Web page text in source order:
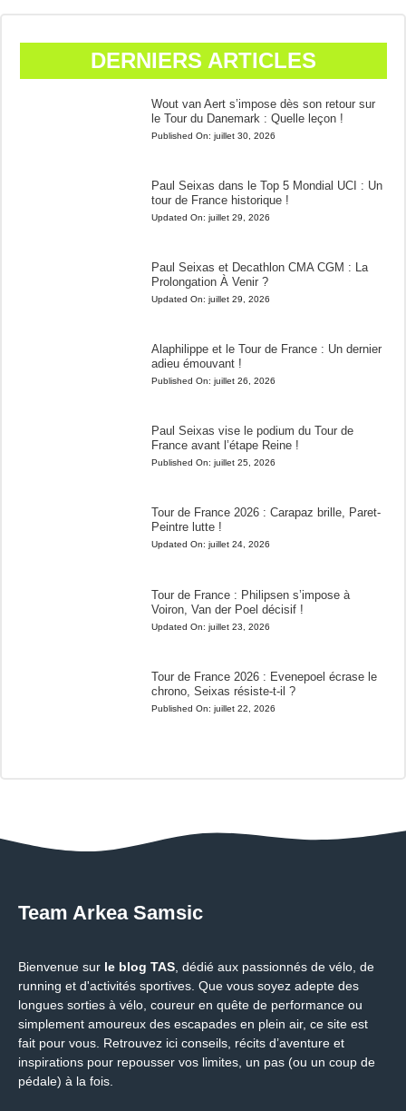
DERNIERS ARTICLES
Wout van Aert s’impose dès son retour sur
le Tour du Danemark : Quelle leçon !
Published On: juillet 30, 2026
Paul Seixas dans le Top 5 Mondial UCI : Un
tour de France historique !
Updated On: juillet 29, 2026
Paul Seixas et Decathlon CMA CGM : La
Prolongation À Venir ?
Updated On: juillet 29, 2026
Alaphilippe et le Tour de France : Un dernier
adieu émouvant !
Published On: juillet 26, 2026
Paul Seixas vise le podium du Tour de
France avant l’étape Reine !
Published On: juillet 25, 2026
Tour de France 2026 : Carapaz brille, Paret-
Peintre lutte !
Updated On: juillet 24, 2026
Tour de France : Philipsen s’impose à
Voiron, Van der Poel décisif !
Updated On: juillet 23, 2026
Tour de France 2026 : Evenepoel écrase le
chrono, Seixas résiste-t-il ?
Published On: juillet 22, 2026
Team Arkea Samsic
Bienvenue sur le blog TAS, dédié aux passionnés de vélo, de
running et d'activités sportives. Que vous soyez adepte des
longues sorties à vélo, coureur en quête de performance ou
simplement amoureux des escapades en plein air, ce site est
fait pour vous. Retrouvez ici conseils, récits d’aventure et
inspirations pour repousser vos limites, un pas (ou un coup de
pédale) à la fois.